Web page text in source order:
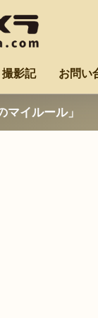
撮影記 お問い
イルール」